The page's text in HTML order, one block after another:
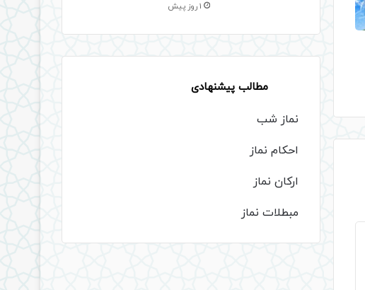
1 روز پیش
مطالب پیشنهادی
نماز شب
احکام نماز
ارکان نماز
مبطلات نماز